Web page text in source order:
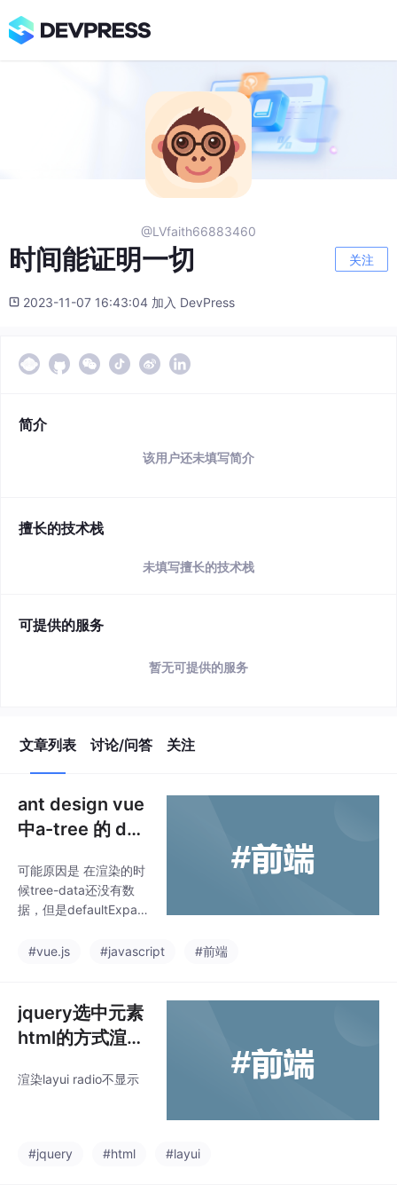
@LVfaith66883460
时间能证明一切 关注
2023-11-07 16:43:04 加入 DevPress
简介
该用户还未填写简介
擅长的技术栈
未填写擅长的技术栈
可提供的服务
暂无可提供的服务
文章列表 讨论/问答 关注
ant design vue
中a-tree 的 def
无效的问题
可能原因是 在渲染的时
候tree-data还没有数
据，但是defaultExpan
data获取到数据的时候
e 的api里面说的是 def
aultExpandAll，但实际
上用的是是 default-ex
为打开状态，但是设置
#vue.js #javascript #前端
jquery选中元素
html的方式渲染l
示
渲染layui radio不显示
#jquery #html #layui